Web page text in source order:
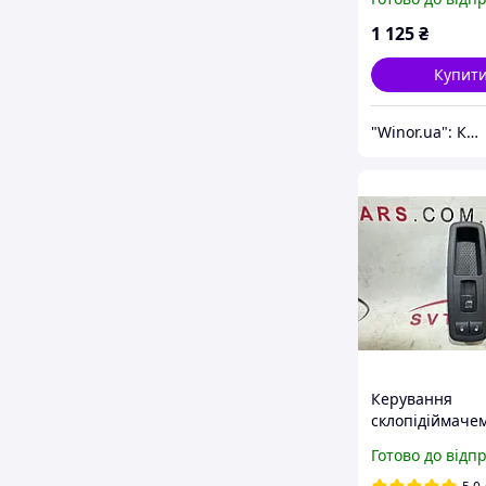
1 125₴
Купити
"Winor.ua": Комфортний шопінг 24/7!
Керування
Cherokee KL
Готово до